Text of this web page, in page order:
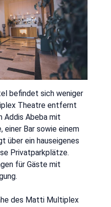
befindet sich weniger
Theatre entfernt
Addis Abeba mit
einer Bar sowie einem
über ein hauseigenes
Privatparkplätze.
für Gäste mit
des Matti Multiplex